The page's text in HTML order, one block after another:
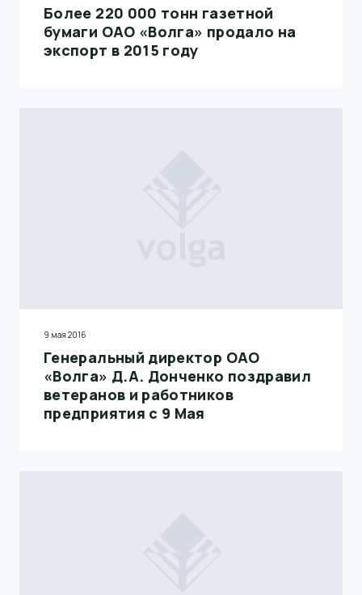
Более 220 000 тонн газетной
бумаги ОАО «Волга» продало на
экспорт в 2015 году
9 мая 2016
Генеральный директор ОАО
«Волга» Д.А. Донченко поздравил
ветеранов и работников
предприятия с 9 Мая